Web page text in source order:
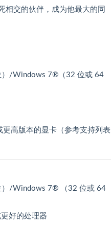
相交的伙伴，成为他最大的同
）/Windows 7®（32 位或 64
高版本的显卡（参考支持列表
/Windows 7® （32 位或 64
好的处理器